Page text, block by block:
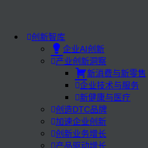
创新智库
企业AI创新
产业创新洞察
新消费与新零售
企业技术与服务
新健康与医疗
创造DTC品牌
加速企业创新
创新业务增长
产品驱动增长